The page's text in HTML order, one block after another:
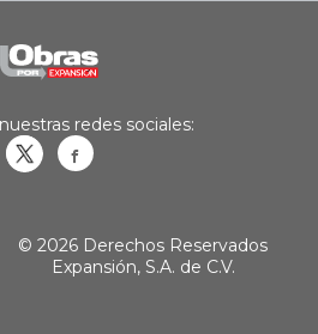
redes sociales:
© 2026 Derechos Reservados
Expansión, S.A. de C.V.